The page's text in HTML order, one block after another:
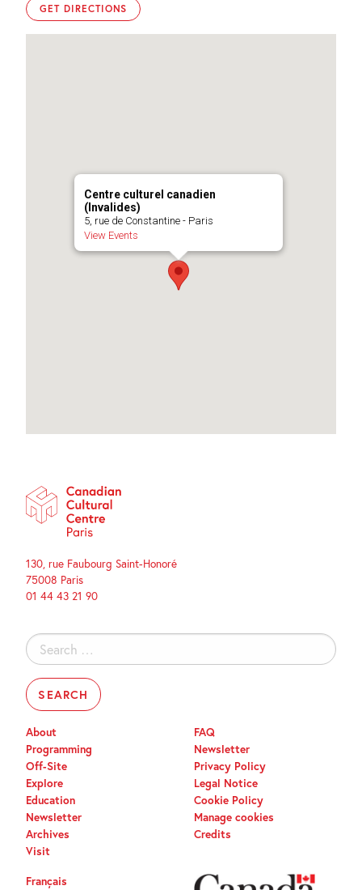
GET DIRECTIONS
Centre culturel canadien
(Invalides)
5, rue de Constantine - Paris
View Events
130, rue Faubourg Saint-Honoré
75008 Paris
01 44 43 21 90
Search
for:
About
Programming
Off-Site
Explore
Education
Newsletter
Archives
Visit
FAQ
Newsletter
Privacy Policy
Legal Notice
Cookie Policy
Manage cookies
Credits
Français